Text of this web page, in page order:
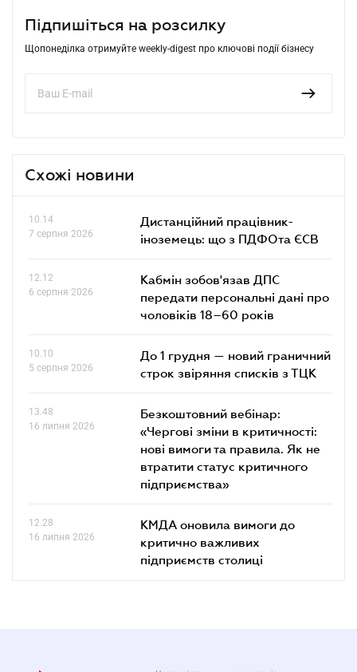
Підпишіться на розсилку
Щопонеділка отримуйте weekly-digest про ключові події бізнесу
Схожі новини
10.14
7 серпня 2026
Дистанційний працівник-
іноземець: що з ПДФОта ЄСВ
12.12
6 серпня 2026
Кабмін зобов'язав ДПС
передати персональні дані про
чоловіків 18–60 років
10.10
5 серпня 2026
До 1 грудня — новий граничний
строк звіряння списків з ТЦК
13.48
16 липня 2026
Безкоштовний вебінар:
«Чергові зміни в критичності:
нові вимоги та правила. Як не
втратити статус критичного
підприємства»
12.28
16 липня 2026
КМДА оновила вимоги до
критично важливих
підприємств столиці